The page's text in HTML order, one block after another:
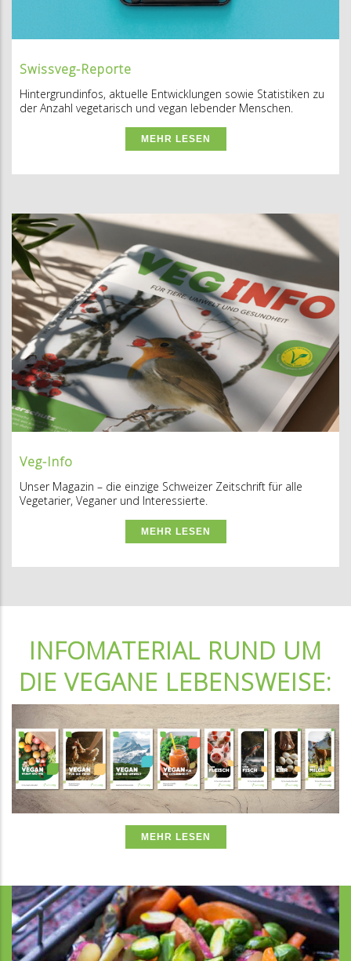
Swissveg-Reporte
Hintergrundinfos, aktuelle Entwicklungen sowie Statistiken zu
der Anzahl vegetarisch und vegan lebender Menschen.
MEHR LESEN
Veg-Info
Unser Magazin – die einzige Schweizer Zeitschrift für alle
Vegetarier, Veganer und Interessierte.
MEHR LESEN
INFOMATERIAL RUND UM
DIE VEGANE LEBENSWEISE:
MEHR LESEN